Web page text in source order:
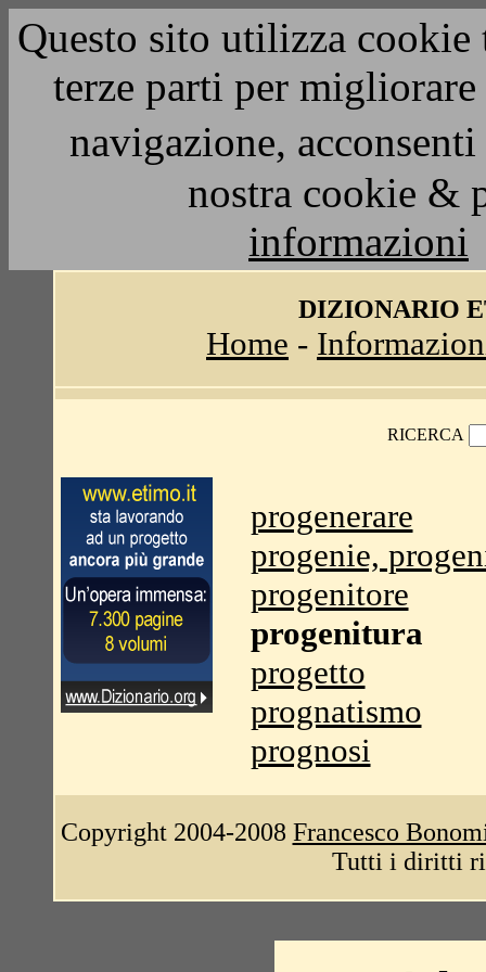
Questo sito utilizza
terze parti per
navigazione,
nostra cookie &
informazioni
DIZIONARIO
Home -
RICERCA
progenerare
progenie,
progenitore
progenitura
progetto
prognatismo
prognosi
Copyright 2004-2008 Francesco
Tutti i diritti